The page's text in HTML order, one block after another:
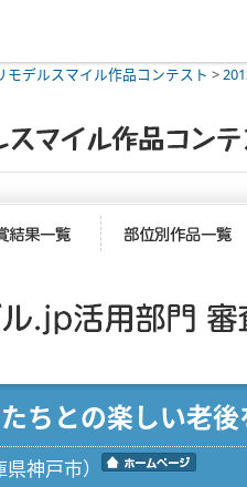
モデルスマイル作品コンテスト >
ちとの楽しい老
神戸市）